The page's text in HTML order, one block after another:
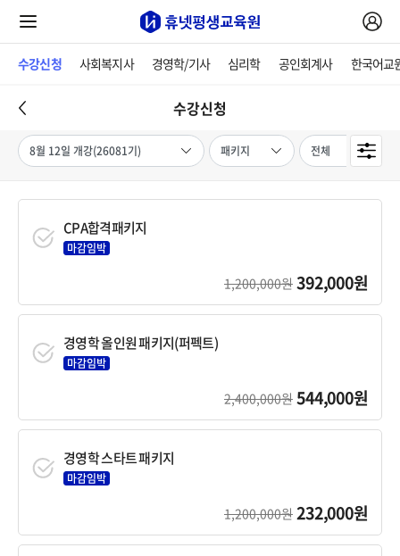
수강신청 사회복지사 경영학/기사 심리학 공인회계사 한국어교
수강신청
CPA합격패키지
마감임박
1,200,000원 392,000원
경영학 올인원 패키지(퍼펙트)
마감임박
2,400,000원 544,000원
경영학 스타트 패키지
마감임박
1,200,000원 232,000원